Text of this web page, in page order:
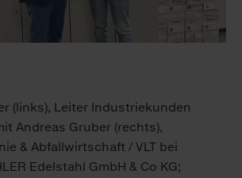
(links), Leiter Industriekunden
Andreas Gruber (rechts),
& Abfallwirtschaft / VLT bei
Edelstahl GmbH & Co KG;